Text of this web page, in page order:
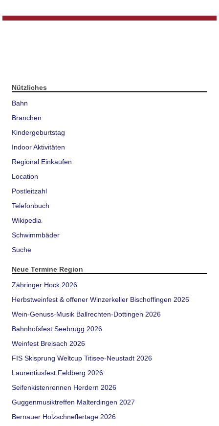
Nützliches
Bahn
Branchen
Kindergeburtstag
Indoor Aktivitäten
Regional Einkaufen
Location
Postleitzahl
Telefonbuch
Wikipedia
Schwimmbäder
Suche
Neue Termine Region
Zähringer Hock 2026
Herbstweinfest & offener Winzerkeller Bischoffingen 2026
Wein-Genuss-Musik Ballrechten-Dottingen 2026
Bahnhofsfest Seebrugg 2026
Weinfest Breisach 2026
FIS Skisprung Weltcup Titisee-Neustadt 2026
Laurentiusfest Feldberg 2026
Seifenkistenrennen Herdern 2026
Guggenmusiktreffen Malterdingen 2027
Bernauer Holzschneflertage 2026